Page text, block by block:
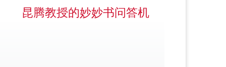
昆腾教授的妙妙书问答机